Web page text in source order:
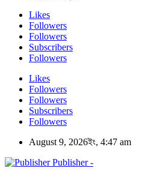
Likes
Followers
Followers
Subscribers
Followers
Likes
Followers
Followers
Subscribers
Followers
August 9, 2026ইং, 4:47 am
Publisher -